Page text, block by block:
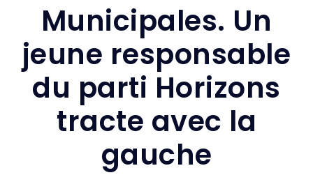
Municipales. Un
jeune responsable
du parti Horizons
tracte avec la
gauche